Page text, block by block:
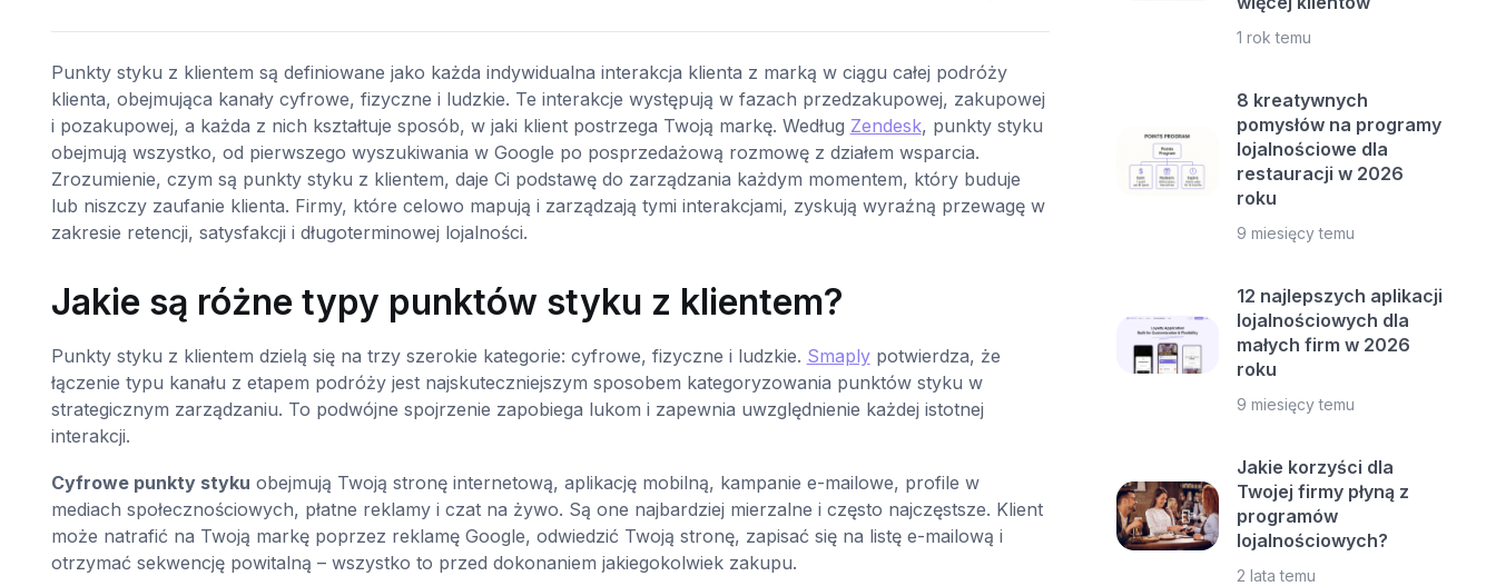
Punkty styku z klientem są definiowane jako każda indywidualna interakcja klienta z marką w ciągu całej podróży
klienta, obejmująca kanały cyfrowe, fizyczne i ludzkie. Te interakcje występują w fazach przedzakupowej, zakupowej
i pozakupowej, a każda z nich kształtuje sposób, w jaki klient postrzega Twoją markę. Według Zendesk, punkty styku
obejmują wszystko, od pierwszego wyszukiwania w Google po posprzedażową rozmowę z działem wsparcia.
Zrozumienie, czym są punkty styku z klientem, daje Ci podstawę do zarządzania każdym momentem, który buduje
lub niszczy zaufanie klienta. Firmy, które celowo mapują i zarządzają tymi interakcjami, zyskują wyraźną przewagę w
zakresie retencji, satysfakcji i długoterminowej lojalności.
Jakie są różne typy punktów styku z klientem?
Punkty styku z klientem dzielą się na trzy szerokie kategorie: cyfrowe, fizyczne i ludzkie. Smaplypotwierdza, że
łączenie typu kanału z etapem podróży jest najskuteczniejszym sposobem kategoryzowania punktów styku w
strategicznym zarządzaniu. To podwójne spojrzenie zapobiega lukom i zapewnia uwzględnienie każdej istotnej
interakcji.
Cyfrowe punkty styku obejmują Twoją stronę internetową, aplikację mobilną, kampanie e-mailowe, profile w
mediach społecznościowych, płatne reklamy i czat na żywo. Są one najbardziej mierzalne i często najczęstsze. Klient
może natrafić na Twoją markę poprzez reklamę Google, odwiedzić Twoją stronę, zapisać się na listę e-mailową i
otrzymać sekwencję powitalną – wszystko to przed dokonaniem jakiegokolwiek zakupu.
1 rok temu
8 kreatywnych
pomysłów na programy
lojalnościowe dla
restauracji w 2026
roku
9 miesięcy temu
12 najlepszych aplikacji
lojalnościowych dla
małych firm w 2026
roku
9 miesięcy temu
Jakie korzyści dla
Twojej firmy płyną z
programów
lojalnościowych?
2 lata temu